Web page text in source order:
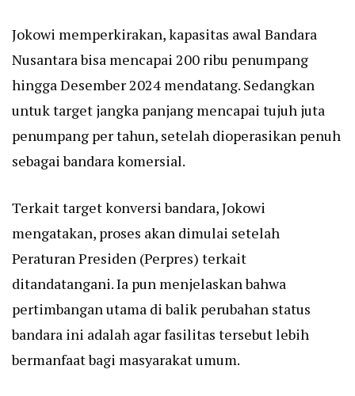
Jokowi memperkirakan, kapasitas awal Bandara
Nusantara bisa mencapai 200 ribu penumpang
hingga Desember 2024 mendatang. Sedangkan
untuk target jangka panjang mencapai tujuh juta
penumpang per tahun, setelah dioperasikan penuh
sebagai bandara komersial.
Terkait target konversi bandara, Jokowi
mengatakan, proses akan dimulai setelah
Peraturan Presiden (Perpres) terkait
ditandatangani. Ia pun menjelaskan bahwa
pertimbangan utama di balik perubahan status
bandara ini adalah agar fasilitas tersebut lebih
bermanfaat bagi masyarakat umum.